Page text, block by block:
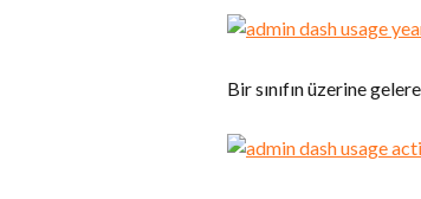
Bir sınıfın üzerine